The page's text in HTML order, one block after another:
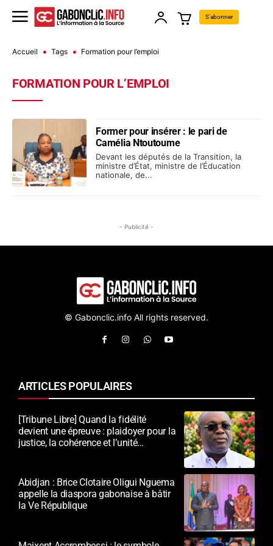
S'abonner
Accueil Tags Formation pour l’emploi
FORMATION POUR L’EMPLOI
Former pour insérer : le pari de
Camélia Ntoutoume
Devant les députés de la Transition, la
ministre d’État, ministre de l’Éducation
nationale, de...
- Publicité -
© Gabonclic.info All rights reserved.
ARTICLES POPULAIRES
[Tribune Libre] Quand la fidélité
devient une épreuve : plaidoyer pour la
justice, la cohérence et l’unité
Abidjan : Brice Clotaire Oligui Nguema
appelle la diaspora gabonaise à bâtir
la Ve République